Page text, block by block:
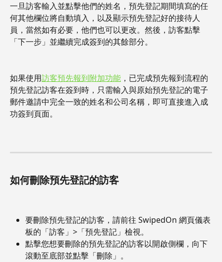
一旦訪客輸入並點擊他們的姓名，預先登記期間填寫的任
何其他欄位將自動填入，以及顯示預先登記好的接待人
員，當然如有必要，他們也可以更改。然後，訪客點擊
「下一步」並繼續完成簽到的其餘部分。
如果使用訪客預先報到附加功能 ，已完成預先報到流程的
預先登記訪客在簽到時，只需輸入與原始預先登記的電子
郵件邀請中完全一致的姓名和公司名稱，即可直接進入成
功簽到頁面。
如何刪除預先登記的訪客
要刪除預先登記的訪客，請前往 SwipedOn 網頁儀表
板的「訪客」>「預先登記」檢視。
點擊您想要刪除的預先登記的訪客以開啟側欄，向下
滾動至底部並點擊「刪除」。